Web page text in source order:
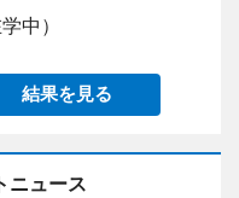
中）
結果を見る
ニュース